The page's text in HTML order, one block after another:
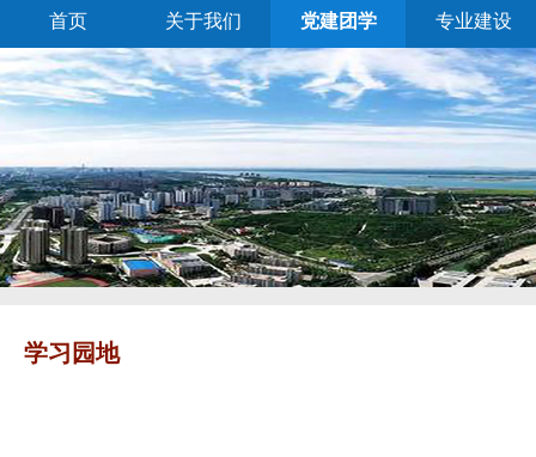
首页 关于我们 党建团学 专业建设
学习园地